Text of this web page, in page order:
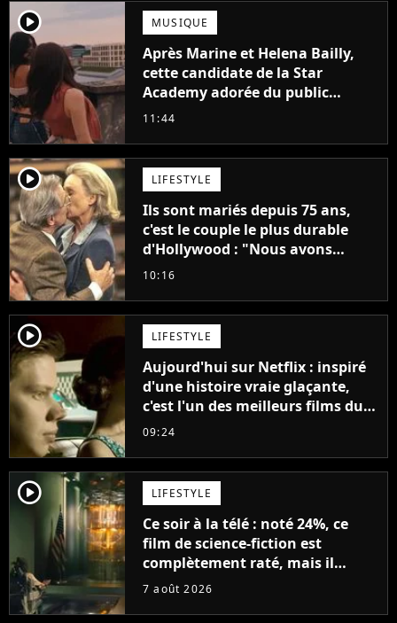
player2 MUSIQUE
Après Marine et Helena Bailly,
cette candidate de la Star
Academy adorée du public
annonce son premier album,
11:44
player2 LIFESTYLE
Ils sont mariés depuis 75 ans,
c'est le couple le plus durable
d'Hollywood : "Nous avons
avancé jour après jour, et les
décennies"
10:16
player2 LIFESTYLE
Aujourd'hui sur Netflix : inspiré
d'une histoire vraie glaçante,
c'est l'un des meilleurs films du
21ème siècle
09:24
player2 LIFESTYLE
Ce soir à la télé : noté 24%, ce
film de science-fiction est
complètement raté, mais il
aurait pu être encore pire à
7 août 2026